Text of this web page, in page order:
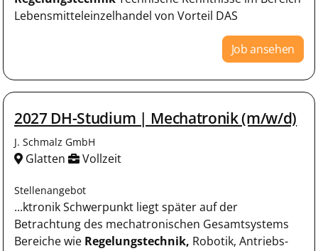
Lebensmitteleinzelhandel von Vorteil DAS
Job ansehen
2027 DH-Studium | Mechatronik (m/w/d)
J. Schmalz GmbH
Glatten Vollzeit
Stellenangebot
...ktronik Schwerpunkt liegt später auf der
Betrachtung des mechatronischen Gesamtsystems
Bereiche wie Regelungstechnik, Robotik, Antriebs-